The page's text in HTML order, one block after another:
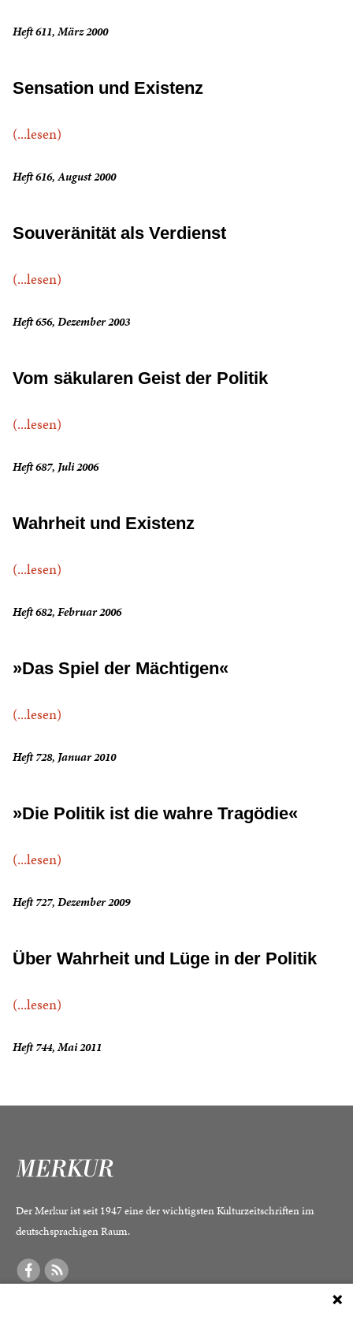
Heft 611, März 2000
Sensation und Existenz
(...lesen)
Heft 616, August 2000
Souveränität als Verdienst
(...lesen)
Heft 656, Dezember 2003
Vom säkularen Geist der Politik
(...lesen)
Heft 687, Juli 2006
Wahrheit und Existenz
(...lesen)
Heft 682, Februar 2006
»Das Spiel der Mächtigen«
(...lesen)
Heft 728, Januar 2010
»Die Politik ist die wahre Tragödie«
(...lesen)
Heft 727, Dezember 2009
Über Wahrheit und Lüge in der Politik
(...lesen)
Heft 744, Mai 2011
Der Merkur ist seit 1947 eine der wichtigsten Kulturzeitschriften im
deutschsprachigen Raum.